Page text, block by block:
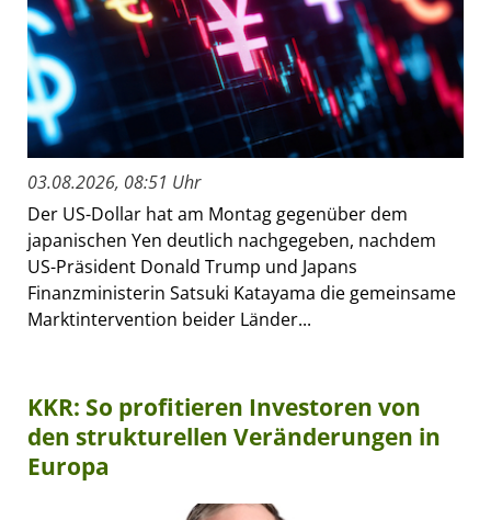
03.08.2026, 08:51 Uhr
Der US-Dollar hat am Montag gegenüber dem
japanischen Yen deutlich nachgegeben, nachdem
US-Präsident Donald Trump und Japans
Finanzministerin Satsuki Katayama die gemeinsame
Marktintervention beider Länder...
KKR: So profitieren Investoren von
den strukturellen Veränderungen in
Europa